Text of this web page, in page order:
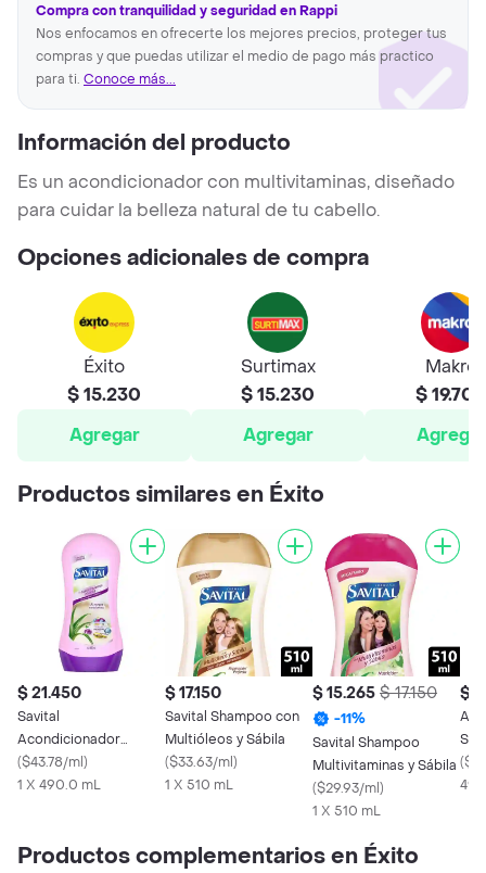
Compra con tranquilidad y seguridad en Rappi
Nos enfocamos en ofrecerte los mejores precios, proteger tus
compras y que puedas utilizar el medio de pago más practico
para ti. Conoce más...
Información del producto
Es un acondicionador con multivitaminas, diseñado
para cuidar la belleza natural de tu cabello.
Opciones adicionales de compra
Éxito
$ 15.230
Agregar
Surtimax
$ 15.230
Agregar
Makro
$ 19.700
Agregar
Productos similares en Éxito
$ 21.450
Savital
Acondicionador
Fuerza Extraordinaria
Con Fusión 490 mL
($43.78/ml)
1 X 490.0 mL
$ 17.150
Savital Shampoo con
Multióleos y Sábila
($33.63/ml)
1 X 510 mL
$ 15.265 $ 17.150
-11%
Savital Shampoo
Multivitaminas y Sábila
($29.93/ml)
1 X 510 mL
$
(
Productos complementarios en Éxito